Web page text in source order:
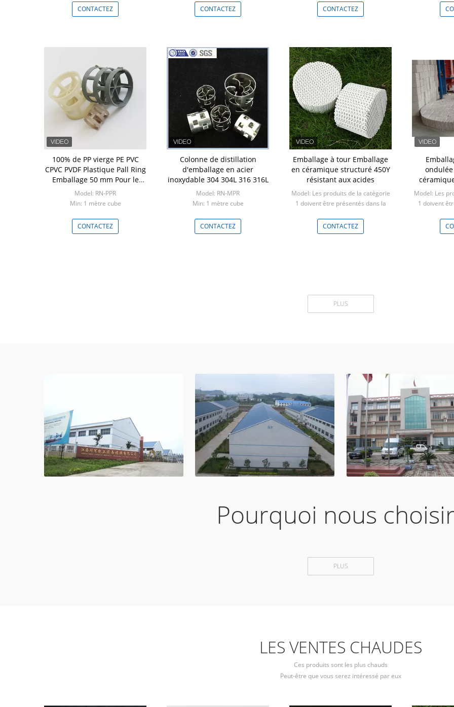
CONTACTEZ
CONTACTEZ
CONTACTEZ
100% de PP vierge PE PVC
CPVC PVDF Plastique Pall Ring
Emballage 50 mm Pour le
nettoyage
Model: RN-PPR
Min: 1 mètre cube
CONTACTEZ
Colonne de distillation
d'emballage en acier
inoxydable 304 304L 316 316L
Model: RN-MPR
Min: 1 mètre cube
CONTACTEZ
Emballage à tour Emballage
en céramique structuré 450Y
résistant aux acides
Model: Les produits de la catégorie
1 doivent être présentés dans la
Min: 1 mètre cube
CONTACTEZ
Model: Les
1 doivent
PLUS
Pourquoi nous
PLUS
LES VENTES CHAUDES
Ces produits sont les plus chauds
Peut-être que vous serez intéressé par eux